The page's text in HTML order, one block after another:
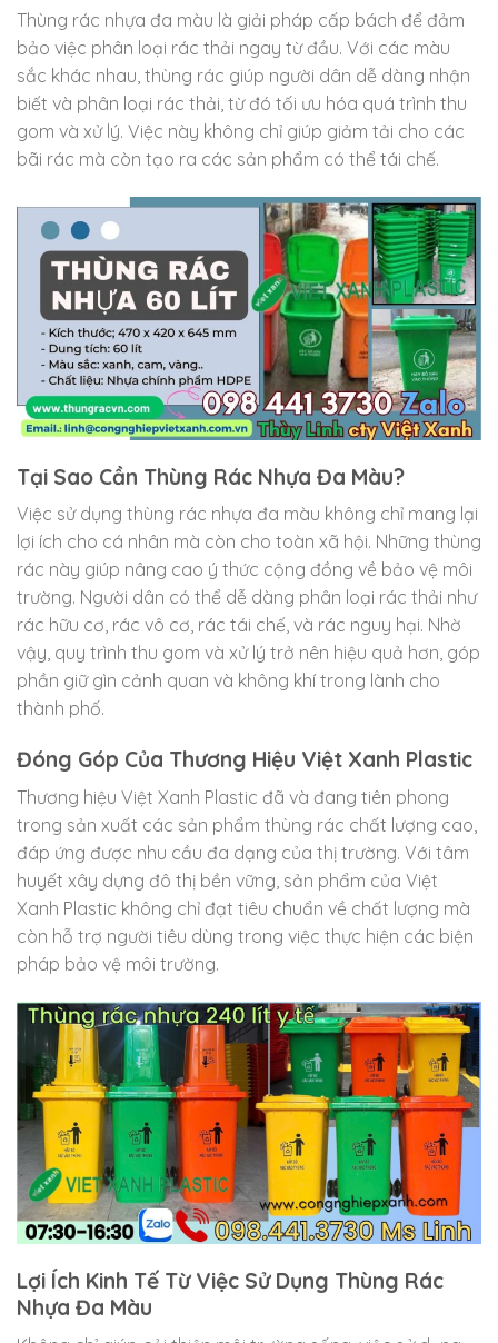
Thùng rác nhựa đa màu là giải pháp cấp bách để đảm
bảo việc phân loại rác thải ngay từ đầu. Với các màu
sắc khác nhau, thùng rác giúp người dân dễ dàng nhận
biết và phân loại rác thải, từ đó tối ưu hóa quá trình thu
gom và xử lý. Việc này không chỉ giúp giảm tải cho các
bãi rác mà còn tạo ra các sản phẩm có thể tái chế.
Tại Sao Cần Thùng Rác Nhựa Đa Màu?
Việc sử dụng thùng rác nhựa đa màu không chỉ mang lại
lợi ích cho cá nhân mà còn cho toàn xã hội. Những thùng
rác này giúp nâng cao ý thức cộng đồng về bảo vệ môi
trường. Người dân có thể dễ dàng phân loại rác thải như
rác hữu cơ, rác vô cơ, rác tái chế, và rác nguy hại. Nhờ
vậy, quy trình thu gom và xử lý trở nên hiệu quả hơn, góp
phần giữ gìn cảnh quan và không khí trong lành cho
thành phố.
Đóng Góp Của Thương Hiệu Việt Xanh Plastic
Thương hiệu Việt Xanh Plastic đã và đang tiên phong
trong sản xuất các sản phẩm thùng rác chất lượng cao,
đáp ứng được nhu cầu đa dạng của thị trường. Với tâm
huyết xây dựng đô thị bền vững, sản phẩm của Việt
Xanh Plastic không chỉ đạt tiêu chuẩn về chất lượng mà
còn hỗ trợ người tiêu dùng trong việc thực hiện các biện
pháp bảo vệ môi trường.
Lợi Ích Kinh Tế Từ Việc Sử Dụng Thùng Rác
Nhựa Đa Màu